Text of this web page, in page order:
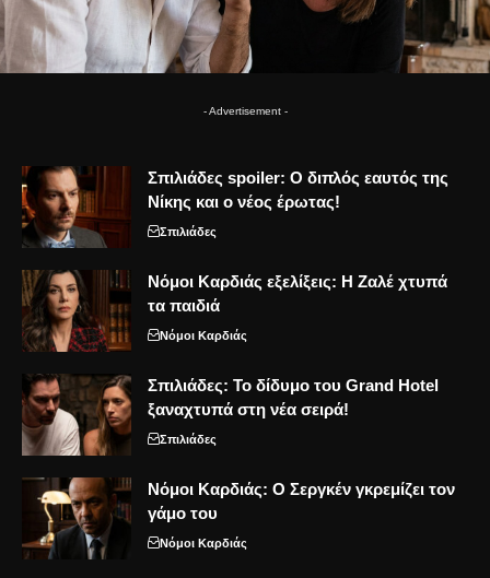
- Advertisement -
Σπιλιάδες spoiler: Ο διπλός εαυτός της
Νίκης και ο νέος έρωτας!
Σπιλιάδες
Νόμοι Καρδιάς εξελίξεις: Η Ζαλέ χτυπά
τα παιδιά
Νόμοι Καρδιάς
Σπιλιάδες: Το δίδυμο του Grand Hotel
ξαναχτυπά στη νέα σειρά!
Σπιλιάδες
Νόμοι Καρδιάς: Ο Σεργκέν γκρεμίζει τον
γάμο του
Νόμοι Καρδιάς